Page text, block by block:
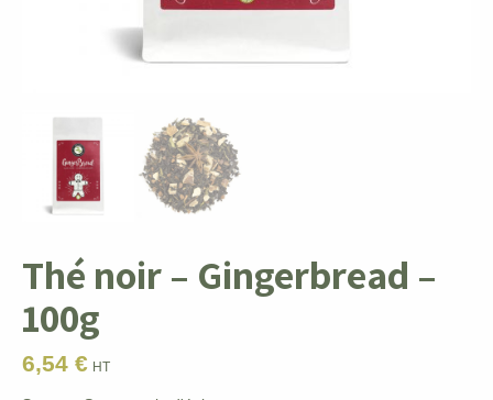
Thé noir – Gingerbread –
100g
6,54 € HT